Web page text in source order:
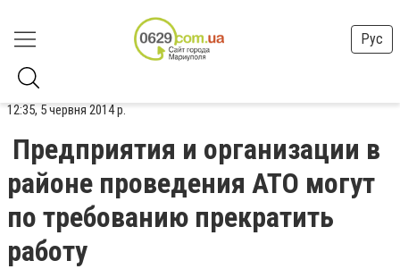
Рус
12:35, 5 червня 2014 р.
Предприятия и организации в
районе проведения АТО могут
по требованию прекратить
работу